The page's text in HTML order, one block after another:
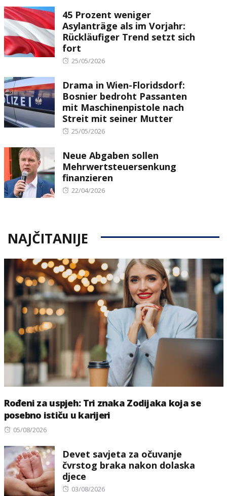
45 Prozent weniger
Asylanträge als im Vorjahr:
Rückläufiger Trend setzt sich
fort
Posted
25/05/2026
Drama in Wien-Floridsdorf:
Bosnier bedroht Passanten
mit Maschinenpistole nach
Streit mit seiner Mutter
Posted
25/05/2026
Neue Abgaben sollen
Mehrwertsteuersenkung
finanzieren
Posted
22/04/2026
NAJČITANIJE
Rođeni za uspjeh: Tri znaka Zodijaka koja se
posebno ističu u karijeri
Posted
05/08/2026
Devet savjeta za očuvanje
čvrstog braka nakon dolaska
djece
Posted
03/08/2026